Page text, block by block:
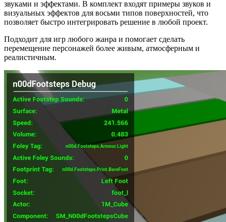
звуками и эффектами. В комплект входят примеры звуков и
визуальных эффектов для восьми типов поверхностей, что
позволяет быстро интегрировать решение в любой проект.
Подходит для игр любого жанра и помогает сделать
перемещение персонажей более живым, атмосферным и
реалистичным.